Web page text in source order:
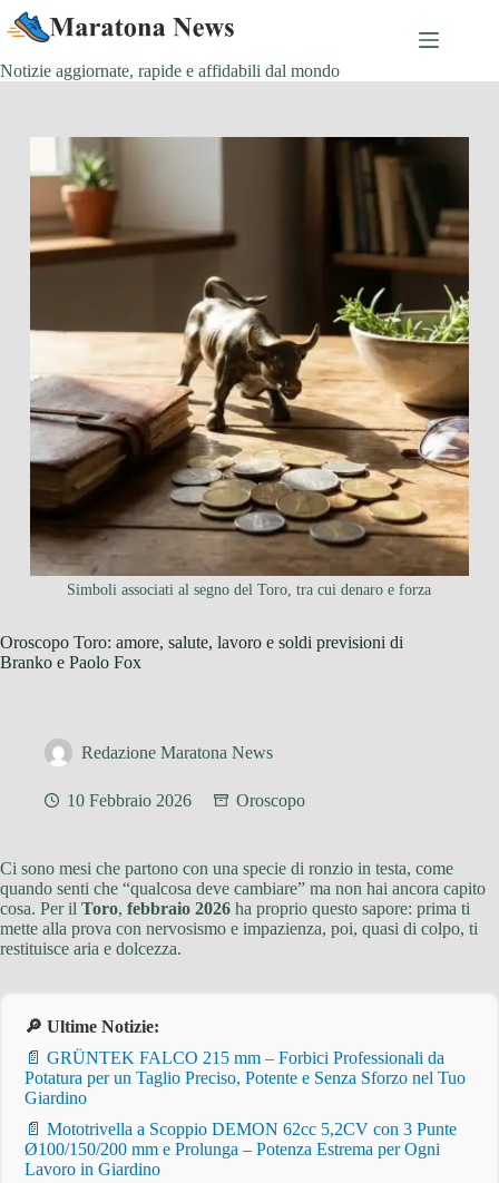
Salta
al
contenuto
Notizie aggiornate, rapide e affidabili dal mondo
Simboli associati al segno del Toro, tra cui denaro e forza
Oroscopo Toro: amore, salute, lavoro e soldi previsioni di
Branko e Paolo Fox
Redazione Maratona News
10 Febbraio 2026 Oroscopo
Ci sono mesi che partono con una specie di ronzio in testa, come
quando senti che “qualcosa deve cambiare” ma non hai ancora capito
cosa. Per il Toro, febbraio 2026 ha proprio questo sapore: prima ti
mette alla prova con nervosismo e impazienza, poi, quasi di colpo, ti
restituisce aria e dolcezza.
🔎 Ultime Notizie:
📄 GRÜNTEK FALCO 215 mm – Forbici Professionali da
Potatura per un Taglio Preciso, Potente e Senza Sforzo nel Tuo
Giardino
📄 Mototrivella a Scoppio DEMON 62cc 5,2CV con 3 Punte
Ø100/150/200 mm e Prolunga – Potenza Estrema per Ogni
Lavoro in Giardino